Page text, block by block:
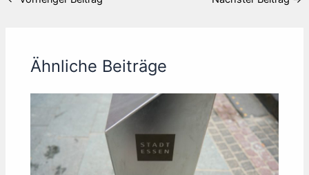
Ähnliche Beiträge